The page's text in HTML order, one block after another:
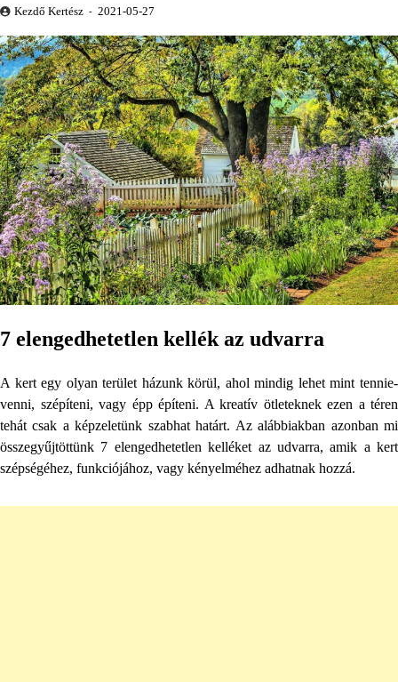
Kezdő Kertész 2021-05-27
7 elengedhetetlen kellék az udvarra
A kert egy olyan terület házunk körül, ahol mindig lehet mint tennie-
venni, szépíteni, vagy épp építeni. A kreatív ötleteknek ezen a téren
tehát csak a képzeletünk szabhat határt. Az alábbiakban azonban mi
összegyűjtöttünk 7 elengedhetetlen kelléket az udvarra, amik a kert
szépségéhez, funkciójához, vagy kényelméhez adhatnak hozzá.